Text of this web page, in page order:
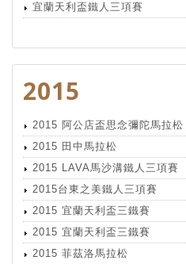
宜蘭天利盃鐵人三項賽
2015
2015 阿公店盃思念彌陀馬拉松
2015 田中馬拉松
2015 LAVA馬沙溝鐵人三項賽
2015台東之美鐵人三項賽
2015 宜蘭天利盃三鐵賽
2015 宜蘭天利盃三鐵賽
2015 菲茲洛馬拉松